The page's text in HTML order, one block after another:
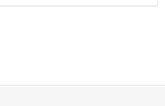
Werte vorgeben.